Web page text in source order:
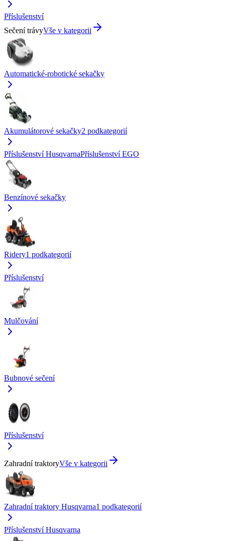
Příslušenství
Sečení trávyVše v kategorii
Automatické-robotické sekačky
Akumulátorové sekačky2 podkategorií
Příslušenství HusqvarnaPříslušenství EGO
Benzínové sekačky
Ridery1 podkategorií
Příslušenství
Mulčování
Bubnové sečení
Příslušenství
Zahradní traktoryVše v kategorii
Zahradní traktory Husqvarna1 podkategorií
Příslušenství Husqvarna